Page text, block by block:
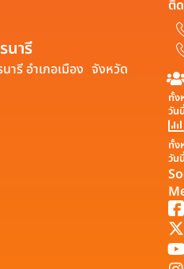
นารี
ารี อำเภอเมือง จังหวัด
ติ
ทั้ง
วัน
ทั้ง
วัน